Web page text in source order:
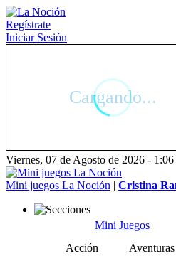
Regístrate
Iniciar Sesión
Viernes, 07 de Agosto de 2026 - 1:06
Mini juegos La Noción | Cristina
Mini Juegos
Acción
Aventuras